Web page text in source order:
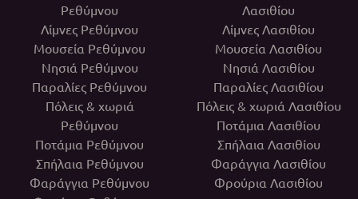
Ρεθύμνου
Λίμνες Ρεθύμνου
Μουσεία Ρεθύμνου
Νησιά Ρεθύμνου
Παραλίες Ρεθύμνου
Πόλεις & χωριά
Ρεθύμνου
Ποτάμια Ρεθύμνου
Σπήλαια Ρεθύμνου
Φαράγγια Ρεθύμνου
Λασιθίου
Λίμνες Λασιθίου
Μουσεία Λασιθίου
Νησιά Λασιθίου
Παραλίες Λασιθίου
Πόλεις & χωριά Λασιθίου
Ποτάμια Λασιθίου
Σπήλαια Λασιθίου
Φαράγγια Λασιθίου
Φρούρια Λασιθίου